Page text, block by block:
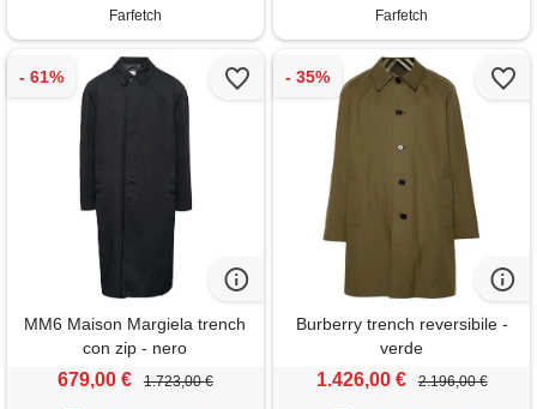
Farfetch Farfetch
MM6 Maison Margiela trench
con zip - nero
679,00 € 1.723,00 €
Burberry trench reversibile -
verde
1.426,00 € 2.196,00 €